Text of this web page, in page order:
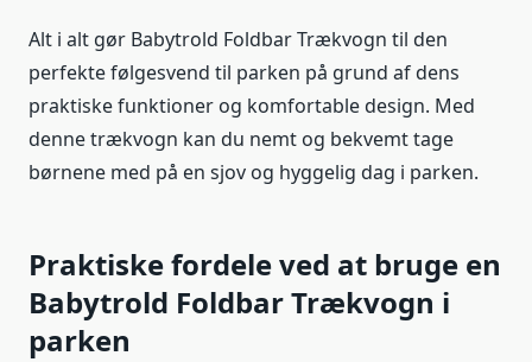
Alt i alt gør Babytrold Foldbar Trækvogn til den
perfekte følgesvend til parken på grund af dens
praktiske funktioner og komfortable design. Med
denne trækvogn kan du nemt og bekvemt tage
børnene med på en sjov og hyggelig dag i parken.
Praktiske fordele ved at bruge en
Babytrold Foldbar Trækvogn i
parken